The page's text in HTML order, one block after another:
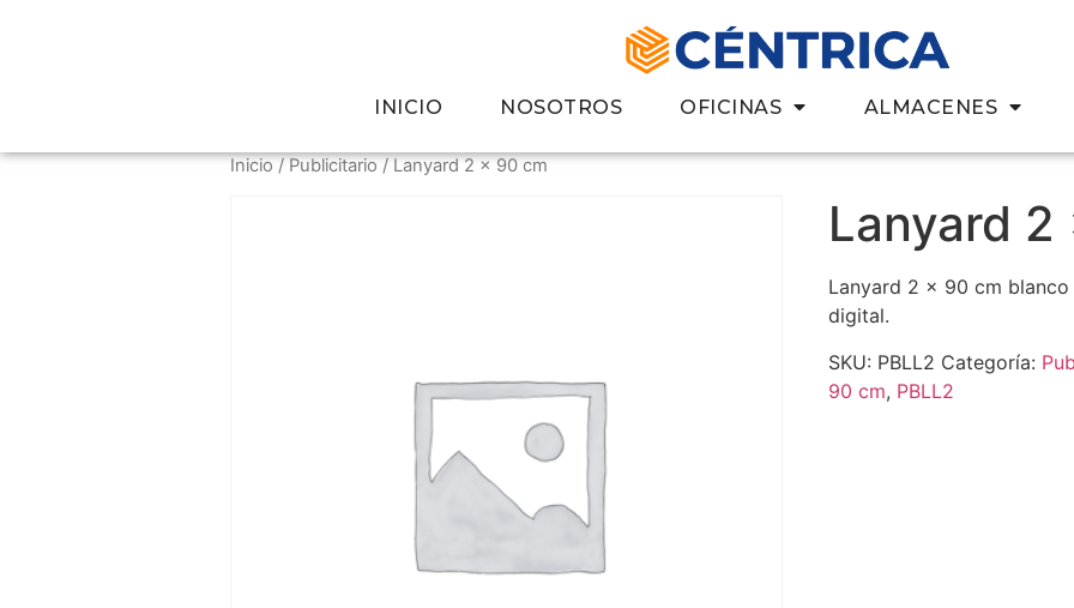
INICIO NOSOTROS OFICINAS ALMACENES
Inicio/Publicitario/ Lanyard 2 x 90 cm
Lanyard
Lanyard 2 x 90 cm
digital.
SKU: PBLL2 Categoría:
90 cm, PBLL2